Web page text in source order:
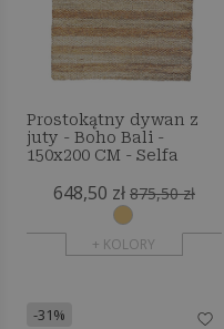
Prostokątny dywan z
juty - Boho Bali -
150x200 CM - Selfa
648,50 zł 875,50 zł
+ KOLORY
-31%